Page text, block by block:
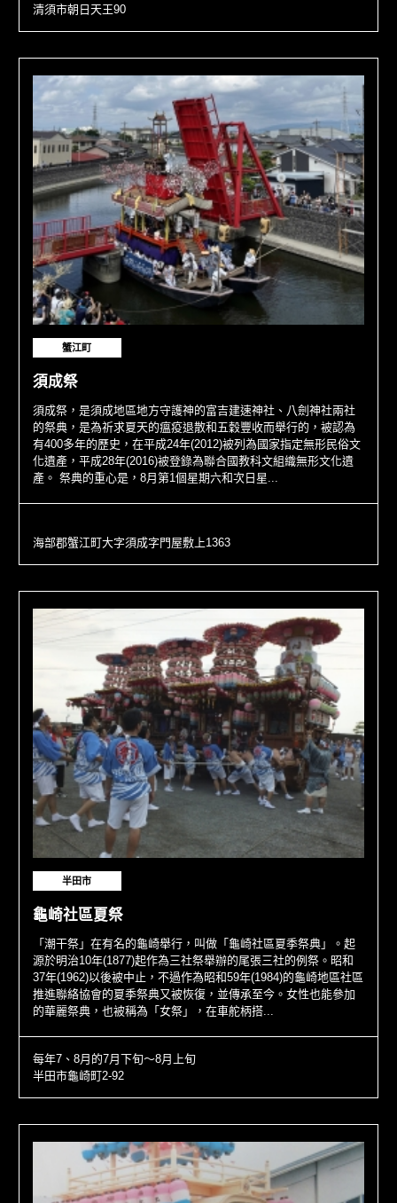
清須市朝日天王90
蟹江町
須成祭
須成祭，是須成地區地方守護神的富吉建速神社、八劍神社兩社
的祭典，是為祈求夏天的瘟疫退散和五穀豐收而舉行的，被認為
有400多年的歷史，在平成24年(2012)被列為國家指定無形民俗文
化遺產，平成28年(2016)被登錄為聯合國教科文組織無形文化遺
產。 祭典的重心是，8月第1個星期六和次日星...
海部郡蟹江町大字須成字門屋敷上1363
半田市
龜崎社區夏祭
「潮干祭」在有名的龜崎舉行，叫做「龜崎社區夏季祭典」。起
源於明治10年(1877)起作為三社祭舉辦的尾張三社的例祭。昭和
37年(1962)以後被中止，不過作為昭和59年(1984)的龜崎地區社區
推進聯絡協會的夏季祭典又被恢復，並傳承至今。女性也能參加
的華麗祭典，也被稱為「女祭」，在車舵柄搭...
每年7、8月的7月下旬～8月上旬
半田市龜崎町2-92